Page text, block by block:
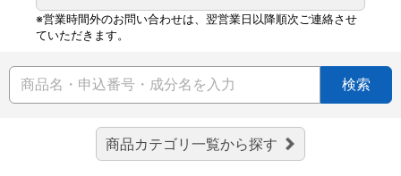
※営業時間外のお問い合わせは、翌営業日以降順次ご連絡させ
ていただきます。
検索
商品カテゴリ一覧から探す